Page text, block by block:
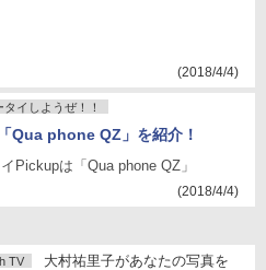
(2018/4/4)
イしようぜ！！
phone QZ」を紹介！
Pickupは「Qua phone QZ」
(2018/4/4)
TV
大村祐里子があなたの写真を